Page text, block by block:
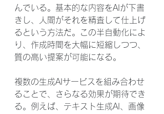
んでいる。基本的な内容をAIが下書
きし、人間がそれを精査して仕上げ
るという方法だ。この半自動化によ
り、作成時間を大幅に短縮しつつ、
質の高い提案が可能になる。
複数の生成AIサービスを組み合わせ
ることで、さらなる効果が期待でき
る。例えば、テキスト生成AI、画像